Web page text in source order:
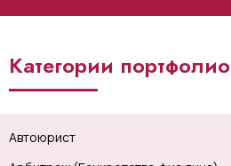
Категории портфолио
Автоюрист